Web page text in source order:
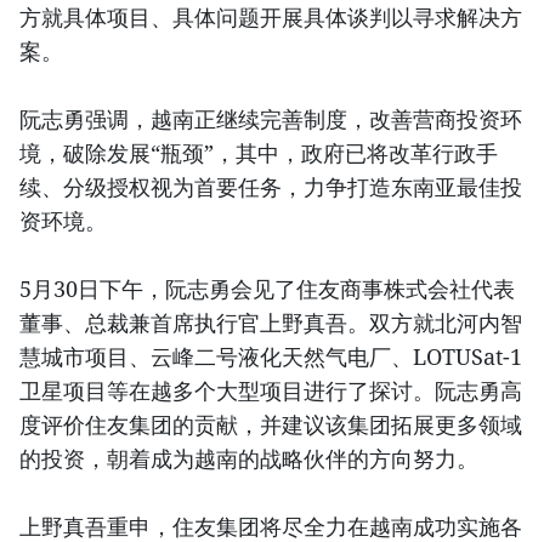
方就具体项目、具体问题开展具体谈判以寻求解决方
案。
阮志勇强调，越南正继续完善制度，改善营商投资环
境，破除发展“瓶颈”，其中，政府已将改革行政手
续、分级授权视为首要任务，力争打造东南亚最佳投
资环境。
5月30日下午，阮志勇会见了住友商事株式会社代表
董事、总裁兼首席执行官上野真吾。双方就北河内智
慧城市项目、云峰二号液化天然气电厂、LOTUSat-1
卫星项目等在越多个大型项目进行了探讨。阮志勇高
度评价住友集团的贡献，并建议该集团拓展更多领域
的投资，朝着成为越南的战略伙伴的方向努力。
上野真吾重申，住友集团将尽全力在越南成功实施各